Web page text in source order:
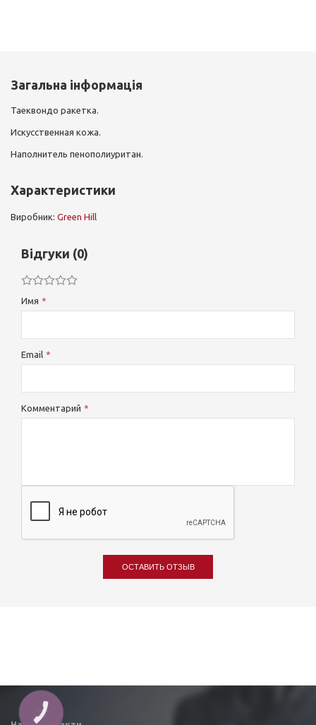
Загальна інформація
Таеквондо ракетка.
Искусственная кожа.
Наполнитель пенополиуритан.
Характеристики
Виробник: Green Hill
Відгуки (0)
Имя
Email
Комментарий
ОСТАВИТЬ ОТЗЫВ
КНОПКА
ЗВ'ЯЗКУ